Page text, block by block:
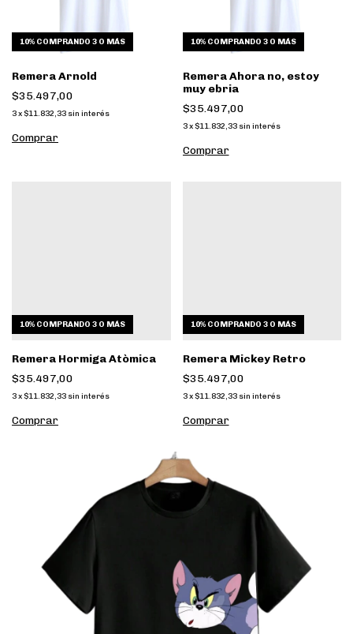
10% COMPRANDO 3 O MÁS
Remera Arnold
$35.497,00
3x $11.832,33 sin interés
Comprar
10% COMPRANDO 3 O MÁS
Remera Ahora no, estoy
muy ebria
$35.497,00
3 x $11.832,33 sin interés
Comprar
10% COMPRANDO 3 O MÁS
Remera Hormiga Atòmica
$35.497,00
3x $11.832,33 sin interés
Comprar
10% COMPRANDO 3 O MÁS
Remera Mickey Retro
$35.497,00
3 x $11.832,33 sin interés
Comprar